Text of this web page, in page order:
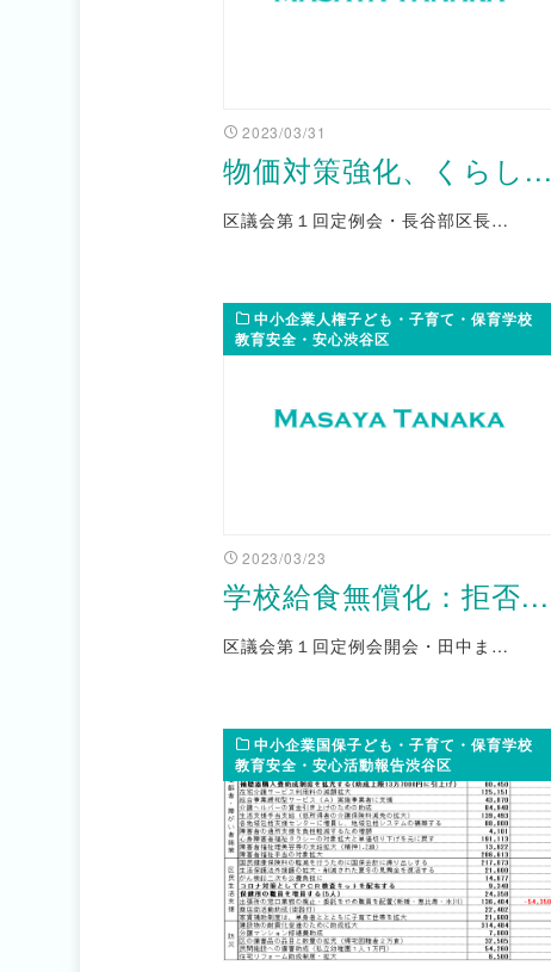
2023/03/31
物価対策強化、くらし...
区議会第１回定例会・長谷部区長…
中小企業人権子ども・子育て・保育学校
教育安全・安心渋谷区
2023/03/23
学校給食無償化：拒否...
区議会第１回定例会開会・田中ま…
中小企業国保子ども・子育て・保育学校
教育安全・安心活動報告渋谷区